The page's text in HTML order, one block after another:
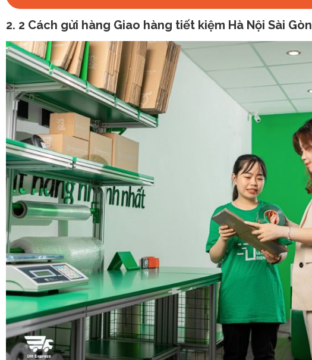
2. 2 Cách gửi hàng Giao hàng tiết kiệm Hà Nội Sài Gòn